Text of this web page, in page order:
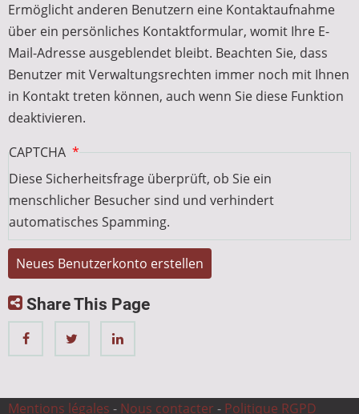
Ermöglicht anderen Benutzern eine Kontaktaufnahme
über ein persönliches Kontaktformular, womit Ihre E-
Mail-Adresse ausgeblendet bleibt. Beachten Sie, dass
Benutzer mit Verwaltungsrechten immer noch mit Ihnen
in Kontakt treten können, auch wenn Sie diese Funktion
deaktivieren.
CAPTCHA
Diese Sicherheitsfrage überprüft, ob Sie ein
menschlicher Besucher sind und verhindert
automatisches Spamming.
Share This Page
Mentions légales - Nous contacter - Politique RGPD